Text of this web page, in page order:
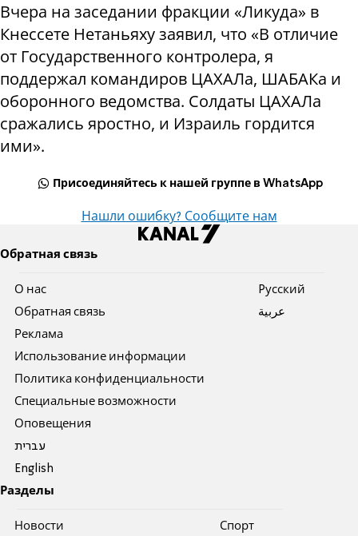
Вчера на заседании фракции «Ликуда» в
Кнессете Нетаньяху заявил, что «В отличие
от Государственного контролера, я
поддержал командиров ЦАХАЛа, ШАБАКа и
оборонного ведомства. Солдаты ЦАХАЛа
сражались яростно, и Израиль гордится
ими».
Присоединяйтесь к нашей группе в WhatsApp
Нашли ошибку? Сообщите нам
Обратная связь
О нас
Обратная связь
Реклама
Использование информации
Политика конфиденциальности
Специальные возможности
Оповещения
עברית
English
Pусский
عربية
Разделы
Новости Спорт